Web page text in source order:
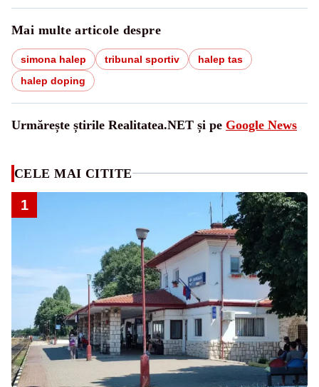
Mai multe articole despre
simona halep tribunal sportiv
halep tas
halep doping
Urmărește știrile Realitatea.NET și pe Google News
CELE MAI CITITE
1